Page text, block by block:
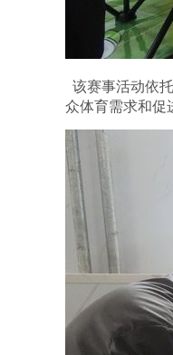
该赛事活动依
众体育需求和促